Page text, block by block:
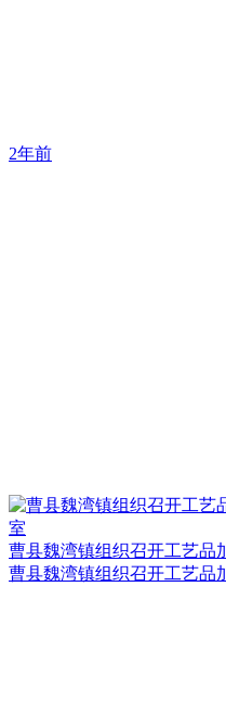
2年前
曹县魏湾镇组织召开工艺品
曹县魏湾镇组织召开工艺品